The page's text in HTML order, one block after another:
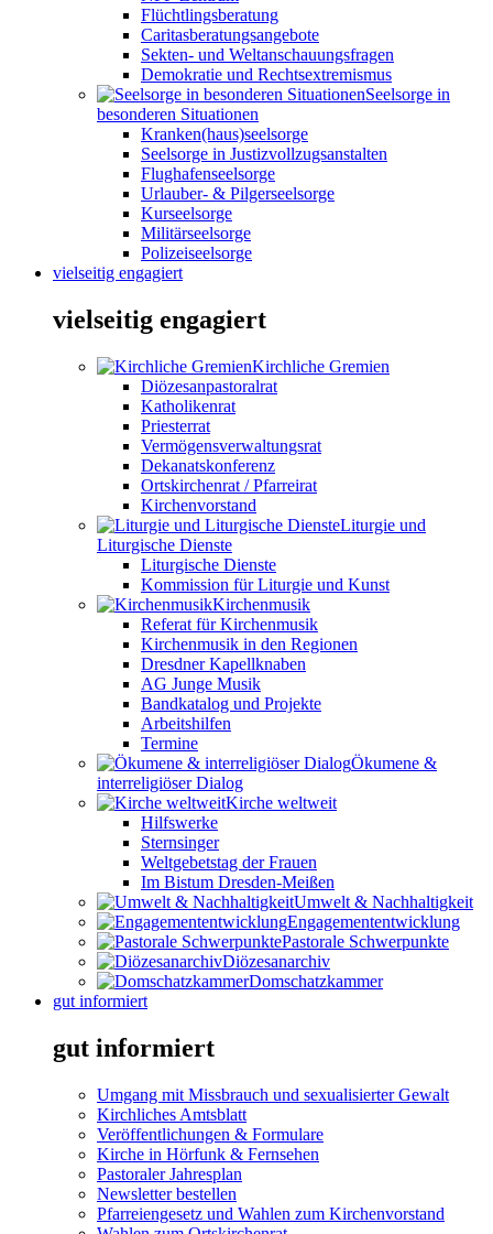
Flüchtlingsberatung
Caritasberatungsangebote
Sekten- und Weltanschauungsfragen
Demokratie und Rechtsextremismus
Seelsorge in
besonderen Situationen
Kranken(haus)seelsorge
Seelsorge in Justizvollzugsanstalten
Flughafenseelsorge
Urlauber- & Pilgerseelsorge
Kurseelsorge
Militärseelsorge
Polizeiseelsorge
vielseitig engagiert
vielseitig engagiert
Kirchliche Gremien
Diözesanpastoralrat
Katholikenrat
Priesterrat
Vermögensverwaltungsrat
Dekanatskonferenz
Ortskirchenrat / Pfarreirat
Kirchenvorstand
Liturgie und
Liturgische Dienste
Liturgische Dienste
Kommission für Liturgie und Kunst
Kirchenmusik
Referat für Kirchenmusik
Kirchenmusik in den Regionen
Dresdner Kapellknaben
AG Junge Musik
Bandkatalog und Projekte
Arbeitshilfen
Termine
Ökumene &
interreligiöser Dialog
Kirche weltweit
Hilfswerke
Sternsinger
Weltgebetstag der Frauen
Im Bistum Dresden-Meißen
Umwelt & Nachhaltigkeit
Engagemententwicklung
Pastorale Schwerpunkte
Diözesanarchiv
Domschatzkammer
gut informiert
gut informiert
Umgang mit Missbrauch und sexualisierter Gewalt
Kirchliches Amtsblatt
Veröffentlichungen & Formulare
Kirche in Hörfunk & Fernsehen
Pastoraler Jahresplan
Newsletter bestellen
Pfarreiengesetz und Wahlen zum Kirchenvorstand